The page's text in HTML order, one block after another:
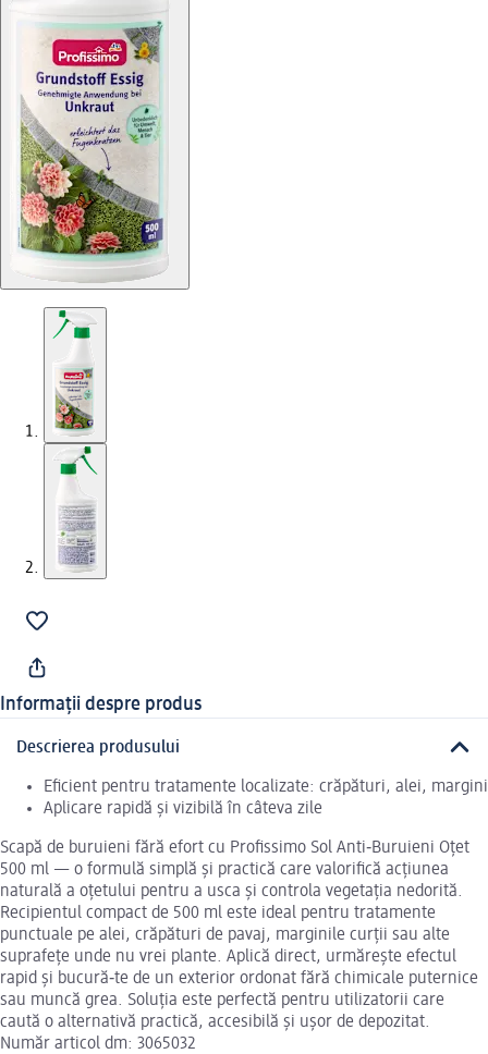
Informații despre produs
Descrierea produsului
Eficient pentru tratamente localizate: crăpături, alei, margini
Aplicare rapidă și vizibilă în câteva zile
Scapă de buruieni fără efort cu Profissimo Sol Anti‑Buruieni Oțet
500 ml — o formulă simplă și practică care valorifică acțiunea
naturală a oțetului pentru a usca și controla vegetația nedorită.
Recipientul compact de 500 ml este ideal pentru tratamente
punctuale pe alei, crăpături de pavaj, marginile curții sau alte
suprafețe unde nu vrei plante. Aplică direct, urmărește efectul
rapid și bucură‑te de un exterior ordonat fără chimicale puternice
sau muncă grea. Soluția este perfectă pentru utilizatorii care
caută o alternativă practică, accesibilă și ușor de depozitat.
Număr articol dm: 3065032